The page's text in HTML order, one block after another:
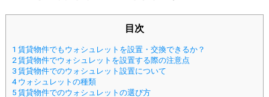
目次
1 賃貸物件でもウォシュレットを設置・交換できるか？
2賃貸物件でウォシュレットを設置する際の注意点
3賃貸物件でのウォシュレット設置について
4ウォシュレットの種類
5賃貸物件でのウォシュレットの選び方